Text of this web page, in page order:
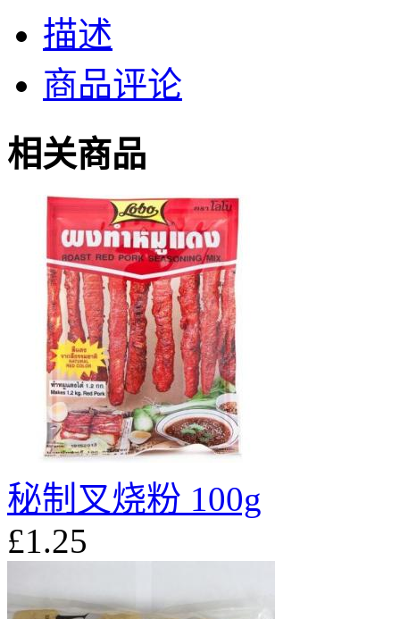
描述
商品评论
相关商品
秘制叉烧粉 100g
£1.25